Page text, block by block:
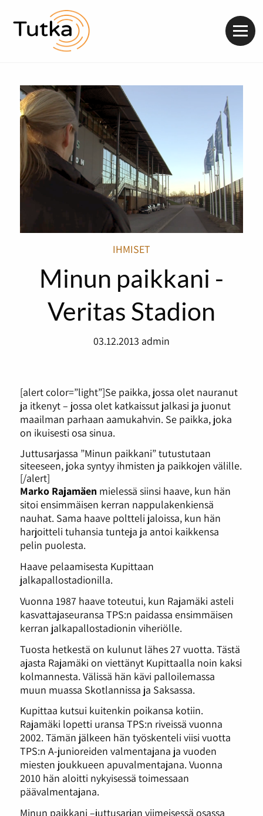
IHMISET
Minun paikkani -
Veritas Stadion
03.12.2013 admin
[alert color=”light”]Se paikka, jossa olet nauranut
ja itkenyt – jossa olet katkaissut jalkasi ja juonut
maailman parhaan aamukahvin. Se paikka, joka
on ikuisesti osa sinua.
Juttusarjassa ”Minun paikkani” tutustutaan
siteeseen, joka syntyy ihmisten ja paikkojen välille.
[/alert]
Marko Rajamäenmielessä siinsi haave, kun hän
sitoi ensimmäisen kerran nappulakenkiensä
nauhat. Sama haave poltteli jaloissa, kun hän
harjoitteli tuhansia tunteja ja antoi kaikkensa
pelin puolesta.
Haave pelaamisesta Kupittaan
jalkapallostadionilla.
Vuonna 1987 haave toteutui, kun Rajamäki asteli
kasvattajaseuransa TPS:n paidassa ensimmäisen
kerran jalkapallostadionin viheriölle.
Tuosta hetkestä on kulunut lähes 27 vuotta. Tästä
ajasta Rajamäki on viettänyt Kupittaalla noin kaksi
kolmannesta. Välissä hän kävi palloilemassa
muun muassa Skotlannissa ja Saksassa.
Kupittaa kutsui kuitenkin poikansa kotiin.
Rajamäki lopetti uransa TPS:n riveissä vuonna
2002. Tämän jälkeen hän työskenteli viisi vuotta
TPS:n A-junioreiden valmentajana ja vuoden
miesten joukkueen apuvalmentajana. Vuonna
2010 hän aloitti nykyisessä toimessaan
päävalmentajana.
Minun paikkani –juttusarjan viimeisessä osassa